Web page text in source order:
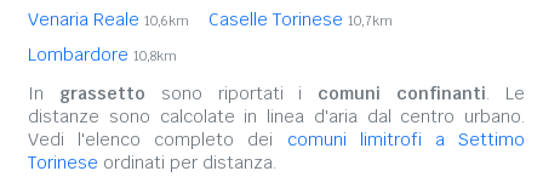
Venaria Reale 10,6km Caselle Torinese 10,7km
Lombardore 10,8km
In grassetto sono riportati i comuni confinanti. Le
distanze sono calcolate in linea d'aria dal centro urbano.
Vedi l'elenco completo dei comuni limitrofi a Settimo
Torinese ordinati per distanza.